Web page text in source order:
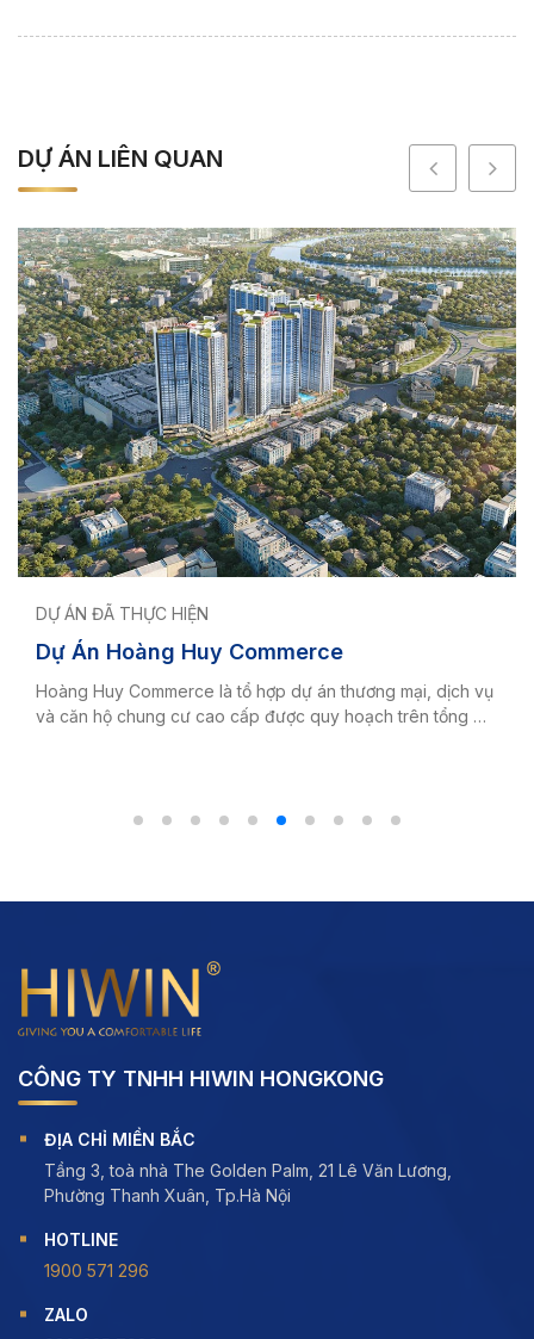
DỰ ÁN LIÊN QUAN
DỰ ÁN ĐÃ THỰC HIỆN
Dự Án Hoàng Huy Commerce
Hoàng Huy Commerce là tổ hợp dự án thương mại, dịch vụ
và căn hộ chung cư cao cấp được quy hoạch trên tổng …
CÔNG TY TNHH HIWIN HONGKONG
ĐỊA CHỈ MIỀN BẮC
Tầng 3, toà nhà The Golden Palm, 21 Lê Văn Lương,
Phường Thanh Xuân, Tp.Hà Nội
HOTLINE
1900 571 296
ZALO